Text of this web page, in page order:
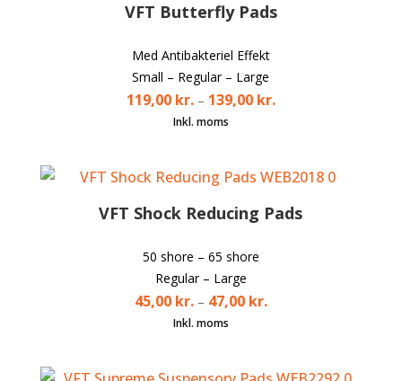
VFT Butterfly Pads
Med Antibakteriel Effekt
Small – Regular – Large
119,00 kr.– 139,00 kr.
VFT Shock Reducing Pads
50 shore – 65 shore
Regular – Large
45,00 kr.– 47,00 kr.